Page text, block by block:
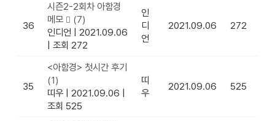
36
시즌2-2회차 아함경
메모
(7)
인디언 | 2021.09.06
| 조회 272
인
디
언
2021.09.06 272
35
<아함경> 첫시간 후기
(1)
띠우 | 2021.09.06 |
조회 525
띠
우
2021.09.06 525